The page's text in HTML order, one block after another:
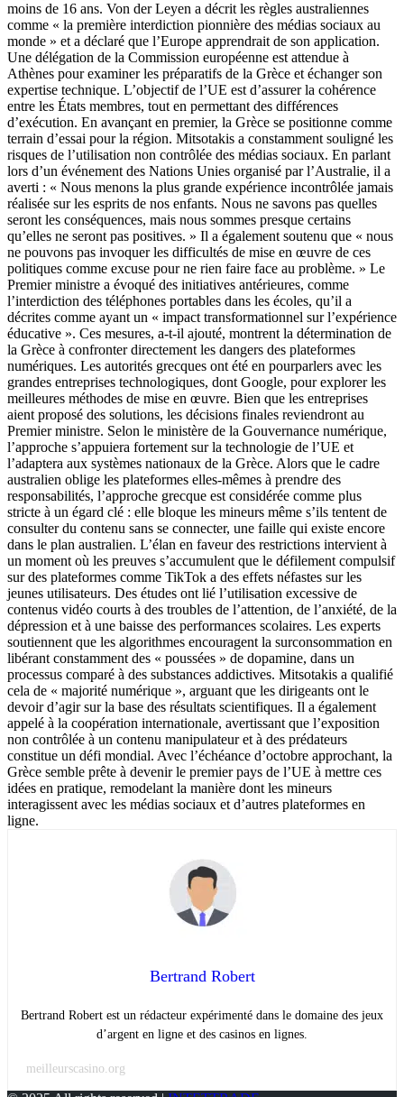
moins de 16 ans. Von der Leyen a décrit les règles australiennes
comme « la première interdiction pionnière des médias sociaux au
monde » et a déclaré que l’Europe apprendrait de son application.
Une délégation de la Commission européenne est attendue à
Athènes pour examiner les préparatifs de la Grèce et échanger son
expertise technique. L’objectif de l’UE est d’assurer la cohérence
entre les États membres, tout en permettant des différences
d’exécution. En avançant en premier, la Grèce se positionne comme
terrain d’essai pour la région. Mitsotakis a constamment souligné les
risques de l’utilisation non contrôlée des médias sociaux. En parlant
lors d’un événement des Nations Unies organisé par l’Australie, il a
averti : « Nous menons la plus grande expérience incontrôlée jamais
réalisée sur les esprits de nos enfants. Nous ne savons pas quelles
seront les conséquences, mais nous sommes presque certains
qu’elles ne seront pas positives. » Il a également soutenu que « nous
ne pouvons pas invoquer les difficultés de mise en œuvre de ces
politiques comme excuse pour ne rien faire face au problème. » Le
Premier ministre a évoqué des initiatives antérieures, comme
l’interdiction des téléphones portables dans les écoles, qu’il a
décrites comme ayant un « impact transformationnel sur l’expérience
éducative ». Ces mesures, a-t-il ajouté, montrent la détermination de
la Grèce à confronter directement les dangers des plateformes
numériques. Les autorités grecques ont été en pourparlers avec les
grandes entreprises technologiques, dont Google, pour explorer les
meilleures méthodes de mise en œuvre. Bien que les entreprises
aient proposé des solutions, les décisions finales reviendront au
Premier ministre. Selon le ministère de la Gouvernance numérique,
l’approche s’appuiera fortement sur la technologie de l’UE et
l’adaptera aux systèmes nationaux de la Grèce. Alors que le cadre
australien oblige les plateformes elles-mêmes à prendre des
responsabilités, l’approche grecque est considérée comme plus
stricte à un égard clé : elle bloque les mineurs même s’ils tentent de
consulter du contenu sans se connecter, une faille qui existe encore
dans le plan australien. L’élan en faveur des restrictions intervient à
un moment où les preuves s’accumulent que le défilement compulsif
sur des plateformes comme TikTok a des effets néfastes sur les
jeunes utilisateurs. Des études ont lié l’utilisation excessive de
contenus vidéo courts à des troubles de l’attention, de l’anxiété, de la
dépression et à une baisse des performances scolaires. Les experts
soutiennent que les algorithmes encouragent la surconsommation en
libérant constamment des « poussées » de dopamine, dans un
processus comparé à des substances addictives. Mitsotakis a qualifié
cela de « majorité numérique », arguant que les dirigeants ont le
devoir d’agir sur la base des résultats scientifiques. Il a également
appelé à la coopération internationale, avertissant que l’exposition
non contrôlée à un contenu manipulateur et à des prédateurs
constitue un défi mondial. Avec l’échéance d’octobre approchant, la
Grèce semble prête à devenir le premier pays de l’UE à mettre ces
idées en pratique, remodelant la manière dont les mineurs
interagissent avec les médias sociaux et d’autres plateformes en
ligne.
Bertrand Robert
Bertrand Robert est un rédacteur expérimenté dans le domaine des jeux
d’argent en ligne et des casinos en lignes.
meilleurscasino.org